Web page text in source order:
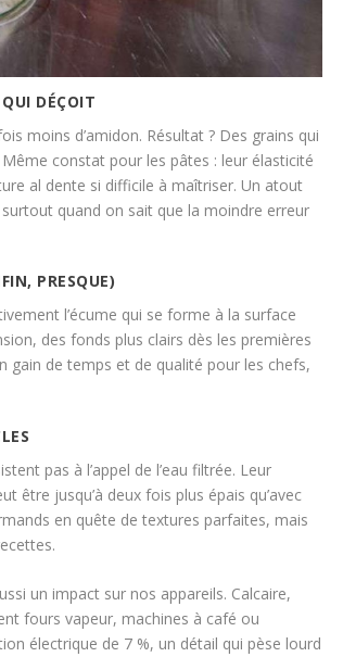
DÉÇOIT
moins d’amidon. Résultat ? Des grains qui
constat pour les pâtes : leur élasticité
al dente si difficile à maîtriser. Un atout
quand on sait que la moindre erreur
PRESQUE)
l’écume qui se forme à la surface
des fonds plus clairs dès les premières
gain de temps et de qualité pour les chefs,
pas à l’appel de l’eau filtrée. Leur
être jusqu’à deux fois plus épais qu’avec
en quête de textures parfaites, mais
un impact sur nos appareils. Calcaire,
fours vapeur, machines à café ou
électrique de 7 %, un détail qui pèse lourd